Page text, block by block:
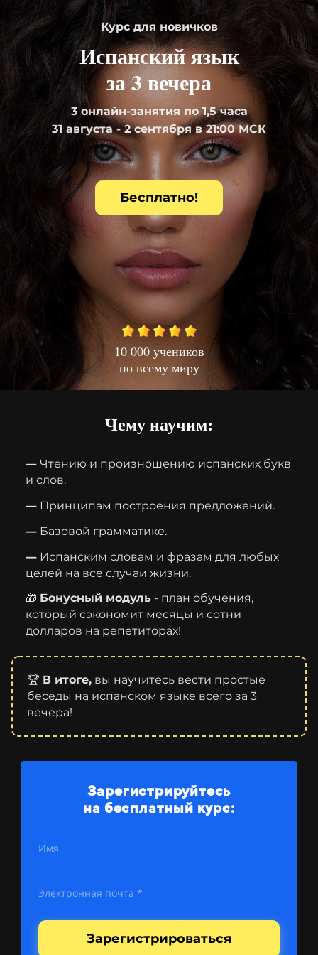
Курс для новичков
Испанский язык
за 3 вечера
3 онлайн-занятия по 1,5 часа
31 августа - 2 сентября в 21:00 МСК
Бесплатно!
10 000 учеников
по всему миру
Чему научим:
— Чтению и произношению испанских букв
и слов.
— Принципам построения предложений.
— Базовой грамматике.
— Испанским словам и фразам для любых
целей на все случаи жизни.
🎁 Бонусный модуль - план обучения,
который сэкономит месяцы и сотни
долларов на репетиторах!
🏆 В итоге, вы научитесь вести простые
беседы на испанском языке всего за 3
вечера!
Зарегистрируйтесь
на бесплатный курс:
Имя
Электронная почта *
Зарегистрироваться